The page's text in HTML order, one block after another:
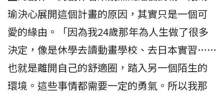
瑜決心展開這個計畫的原因，其實只是一個可
愛的緣由。「因為我24歲那年為人生做了很多
決定，像是休學去讀動畫學校、去日本實習……
也就是離開自己的舒適圈，踏入另一個陌生的
環境。這些事情都需要一定的勇氣。所以我那